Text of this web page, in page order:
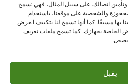
وتأمين اتصالك. على سبيل المثال، فهي تسمح
والشخصية على موقعنا، باستخدام
بها مسبقًا. كما أنها تسمح لنا بتكييف العرض
الخاصة بجهازك. كما تسمح ملفات تعريف
يقبل